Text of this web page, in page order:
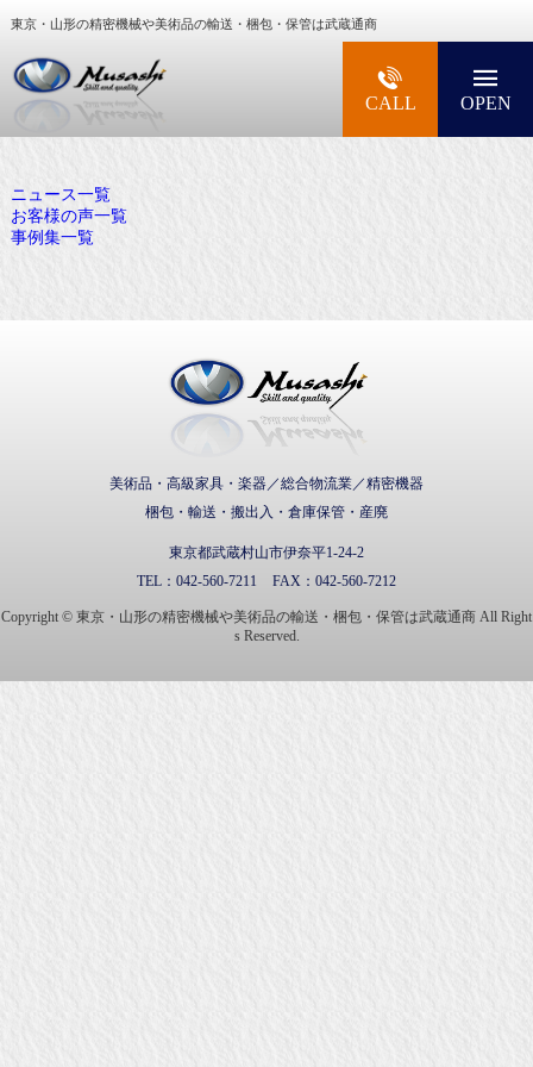
東京・山形の精密機械や美術品の輸送・梱包・保管は武蔵通商
大型精密機械・美術品・高級楽器の梱包・輸送
CALL OPEN
ニュース一覧
お客様の声一覧
事例集一覧
美術品・高級家具・楽器／総合物流業／精密機器
梱包・輸送・搬出入・倉庫保管・産廃
東京都武蔵村山市伊奈平1-24-2
TEL： 042-560-7211 FAX： 042-560-7212
Copyright © 東京・山形の精密機械や美術品の輸送・梱包・保管は武蔵通商 All Right
s Reserved.